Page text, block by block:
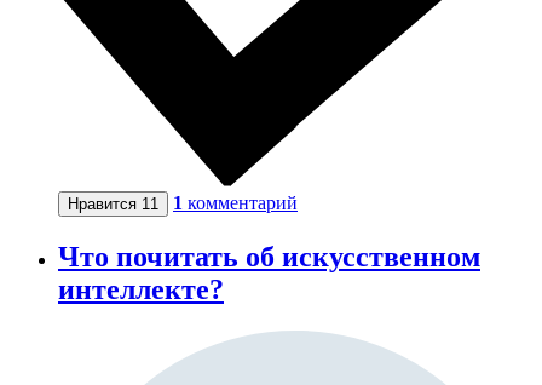
Нравится 11 1 комментарий
Что почитать об искусственном
интеллекте?